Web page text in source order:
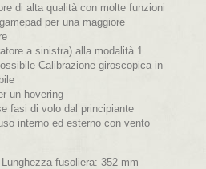
di alta qualità con molte funzioni
per una maggiore
a sinistra) alla modalità 1
Calibrazione giroscopica in
un hovering
fasi di volo dal principiante
interno ed esterno con vento
fusoliera: 352 mm